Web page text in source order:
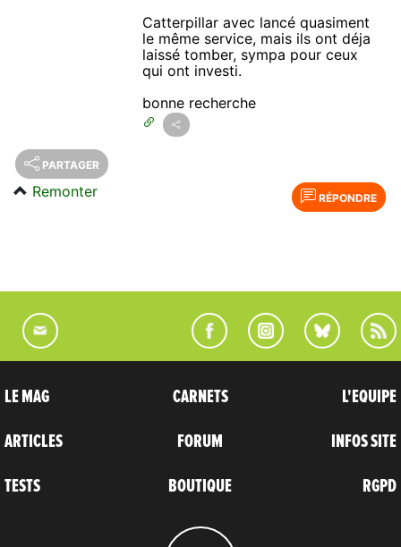
Catterpillar avec lancé quasiment
le même service, mais ils ont déja
laissé tomber, sympa pour ceux
qui ont investi.
bonne recherche
PARTAGER
RÉPONDRE
Remonter
LE MAG
ARTICLES
TESTS
CARNETS
FORUM
BOUTIQUE
L'EQUIPE
INFOS SITE
RGPD